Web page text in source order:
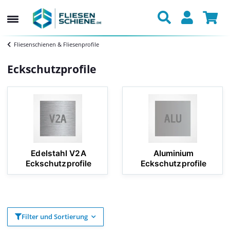
Fliesenschienen & Fliesenprofile
Eckschutzprofile
Edelstahl V2A
Eckschutzprofile
Aluminium
Eckschutzprofile
Filter und Sortierung